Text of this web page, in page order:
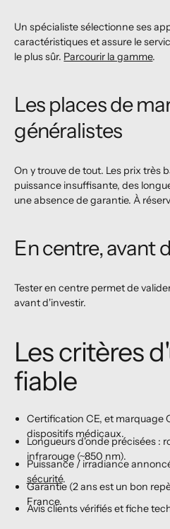
Un spécialiste sélectionne ses
caractéristiques et assure le
le plus sûr. Parcourir la gamme.
Les places de
généralistes
On y trouve de tout. Les prix très
puissance insuffisante, des
une absence de garantie. À
En centre, avant
Tester en centre permet de
avant d'investir.
Les critères
fiable
Certification CE, et marquage
dispositifs médicaux.
Longueurs d'onde précisées :
infrarouge (~850 nm).
Puissance / irradiance
sécurité.
Garantie (2 ans est un bon
France.
Avis clients vérifiés et fiche